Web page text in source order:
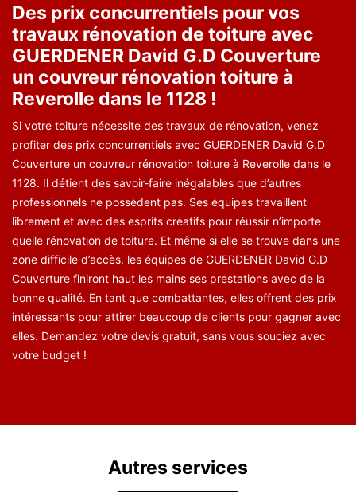
Des prix concurrentiels pour vos
travaux rénovation de toiture avec
GUERDENER David G.D Couverture
un couvreur rénovation toiture à
Reverolle dans le 1128 !
Si votre toiture nécessite des travaux de rénovation, venez
profiter des prix concurrentiels avec GUERDENER David G.D
Couverture un couvreur rénovation toiture à Reverolle dans le
1128. Il détient des savoir-faire inégalables que d’autres
professionnels ne possèdent pas. Ses équipes travaillent
librement et avec des esprits créatifs pour réussir n’importe
quelle rénovation de toiture. Et même si elle se trouve dans une
zone difficile d’accès, les équipes de GUERDENER David G.D
Couverture finiront haut les mains ses prestations avec de la
bonne qualité. En tant que combattantes, elles offrent des prix
intéressants pour attirer beaucoup de clients pour gagner avec
elles. Demandez votre devis gratuit, sans vous souciez avec
votre budget !
Autres services